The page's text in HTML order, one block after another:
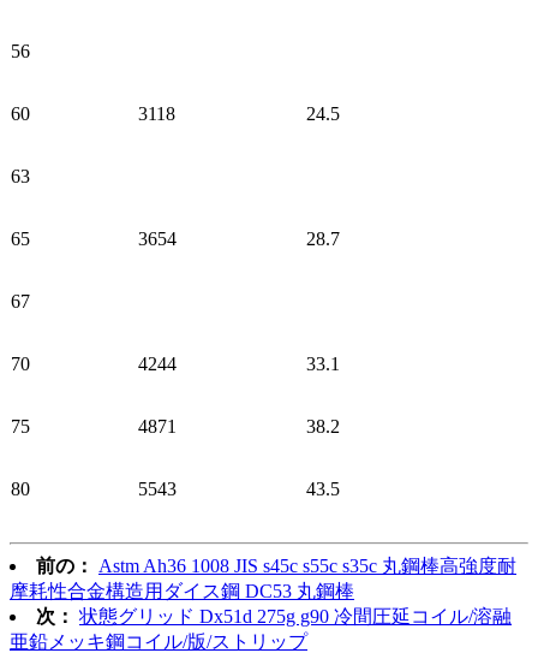
56
60 3118 24.5
63
65 3654 28.7
67
70 4244 33.1
75 4871 38.2
80 5543 43.5
前の：
Astm Ah36 1008 JIS s45c s55c s35c 丸鋼棒高強度耐
摩耗性合金構造用ダイス鋼 DC53 丸鋼棒
次： 状態グリッド Dx51d 275g g90 冷間圧延コイル/溶融
亜鉛メッキ鋼コイル/版/ストリップ